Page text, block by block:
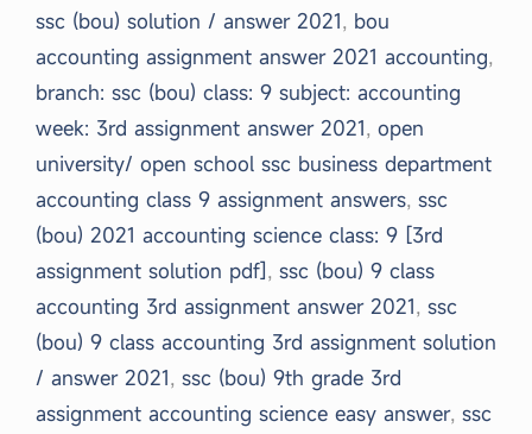
ssc (bou) solution / answer 2021, bou
accounting assignment answer 2021 accounting,
branch: ssc (bou) class: 9 subject: accounting
week: 3rd assignment answer 2021, open
university/ open school ssc business department
accounting class 9 assignment answers, ssc
(bou) 2021 accounting science class: 9 [3rd
assignment solution pdf], ssc (bou) 9 class
accounting 3rd assignment answer 2021, ssc
(bou) 9 class accounting 3rd assignment solution
/ answer 2021, ssc (bou) 9th grade 3rd
assignment accounting science easy answer, ssc